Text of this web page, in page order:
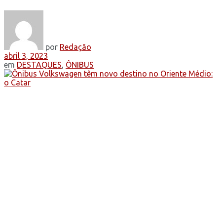
por Redação
abril 3, 2023
em DESTAQUES, ÔNIBUS